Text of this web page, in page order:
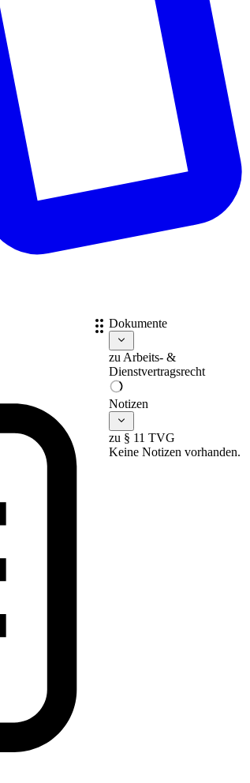
Dokumente
zu Arbeits- &
Dienstvertragsrecht
Notizen
zu § 11 TVG
Keine Notizen vorhanden.